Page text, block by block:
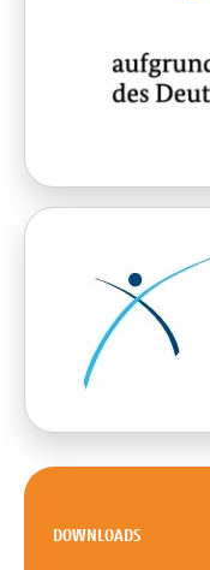
DOWNLOADS